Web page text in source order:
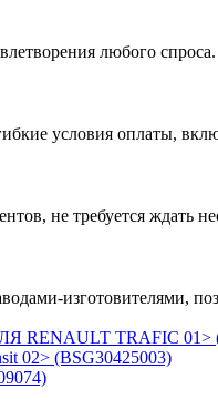
любого
условия оплаты,
не требуется ждать
изготовителями,
TRAFIC 01>
02> (BSG30425003)